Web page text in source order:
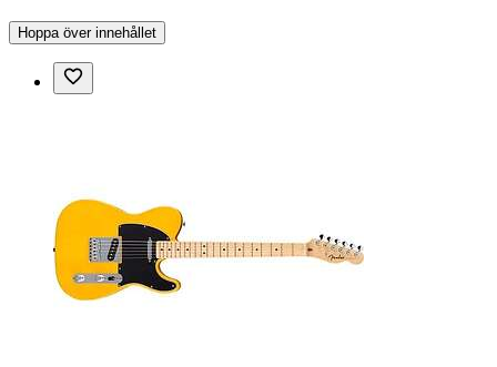
Hoppa över innehållet